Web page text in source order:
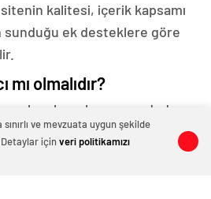
kalitesi, içerik kapsamı
sunduğu ek desteklere göre
mı olmalıdır?
kıyasla uzun vadede
ve markanın dijital itibarını
ve mevzuata uygun şekilde
içinveri politikamızı